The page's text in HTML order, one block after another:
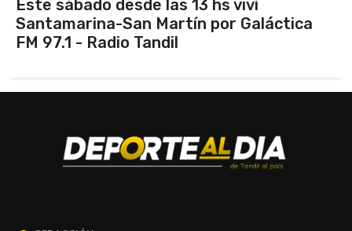
desde las 13 hs viví
San Martín por Galáctica
Tandil